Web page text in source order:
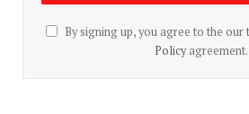
By signing up, you agree to the our
Policyagreement.